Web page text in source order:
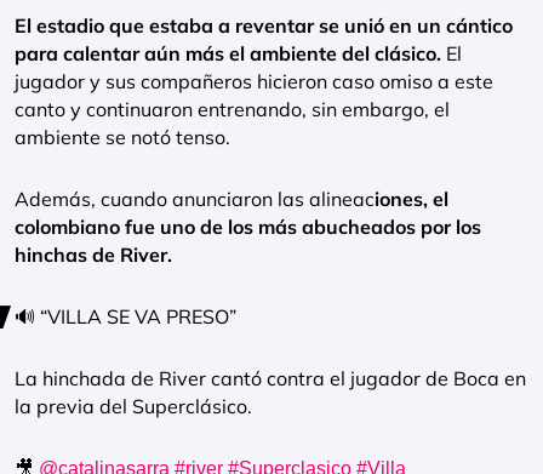
El estadio que estaba a reventar se unió en un cántico
para calentar aún más el ambiente del clásico. El
jugador y sus compañeros hicieron caso omiso a este
canto y continuaron entrenando, sin embargo, el
ambiente se notó tenso.
Además, cuando anunciaron las alineaciones, el
colombiano fue uno de los más abucheados por los
hinchas de River.
🔊 “VILLA SE VA PRESO”
La hinchada de River cantó contra el jugador de Boca en
la previa del Superclásico.
🎥 @catalinasarra #river #Superclasico #Villa